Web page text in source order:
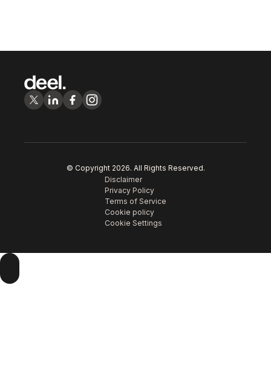
© Copyright 2026. All Rights Reserved.
Disclaimer
Privacy Policy
Terms of Service
Cookie policy
Cookie Settings